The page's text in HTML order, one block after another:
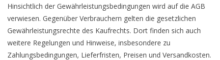
Hinsichtlich der Gewährleistungsbedingungen wird auf die AGB
verwiesen. Gegenüber Verbrauchern gelten die gesetzlichen
Gewährleistungsrechte des Kaufrechts. Dort finden sich auch
weitere Regelungen und Hinweise, insbesondere zu
Zahlungsbedingungen, Lieferfristen, Preisen und Versandkosten.